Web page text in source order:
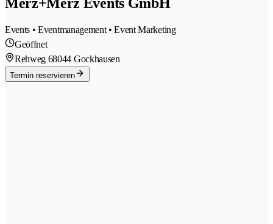
Events • Eventmanagement • Event Marketing
Geöffnet
Rehweg 68044 Gockhausen
Termin reservieren